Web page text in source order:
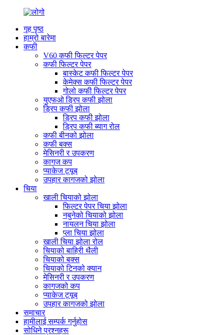
गृह पृष्ठ
हाम्रो बारेमा
कफी
V60 कफी फिल्टर पेपर
कफी फिल्टर पेपर
बास्केट कफी फिल्टर पेपर
केमेक्स कफी फिल्टर पेपर
गोलो कफी फिल्टर पेपर
युएफओ ड्रिप कफी झोला
ड्रिप कफी झोला
ड्रिप कफी झोला
ड्रिप कफी ब्याग रोल
कफी बीनको झोला
कफी बक्स
मेसिनरी र उपकरण
कागज कप
प्याकेज ट्यूब
उपहार कागजको झोला
चिया
खाली चियाको झोला
फिल्टर पेपर चिया झोला
नबुनेको चियाको झोला
नायलन चिया झोला
प्ला चिया झोला
खाली चिया झोला रोल
चियाको बाहिरी थैली
चियाको बक्स
चियाको टिनको क्यान
मेसिनरी र उपकरण
कागजको कप
प्याकेज ट्यूब
उपहार कागजको झोला
समाचार
हामीलाई सम्पर्क गर्नुहोस
सोधिने प्रश्नहरू